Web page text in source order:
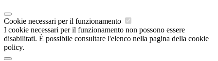
Cookie necessari per il funzionamento
I cookie necessari per il funzionamento non possono essere
disabilitati. È possibile consultare l'elenco nella pagina della cookie
policy.